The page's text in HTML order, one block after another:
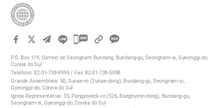
카
오
톡
공
유
P.O. Box 119, Correio de Seongnam Bundang, Bundang-gu, Seongnam-si, Gyeonggi-do,
Coreia do Sul
Teléfono: 82-31-738-5999 / Fax: 82-31-738-5998
Grande Assembleia: 50, Sunae-ro (Sunae-dong), Bundang-gu, Seongnam-si,
Gyeonggi-do, Coreia do Sul
Igreja Representativa: 35, Pangyoyeok-ro (526, Baeghyeon-dong), Bundang-gu,
Seongnam-si, Gyeonggi-do, Coreia do Sul